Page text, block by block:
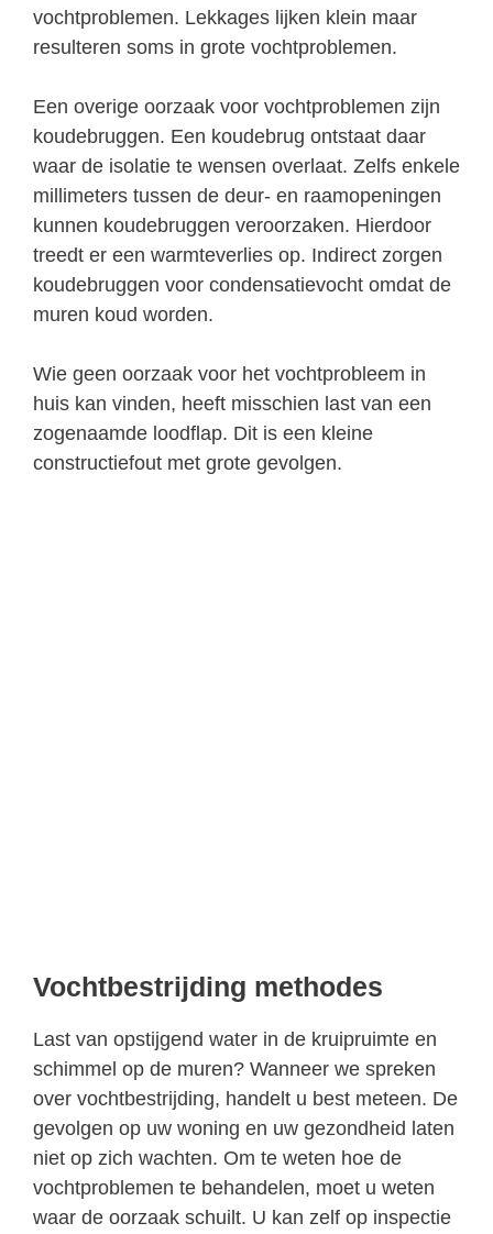
vochtproblemen. Lekkages lijken klein maar
resulteren soms in grote vochtproblemen.
Een overige oorzaak voor vochtproblemen zijn
koudebruggen. Een koudebrug ontstaat daar
waar de isolatie te wensen overlaat. Zelfs enkele
millimeters tussen de deur- en raamopeningen
kunnen koudebruggen veroorzaken. Hierdoor
treedt er een warmteverlies op. Indirect zorgen
koudebruggen voor condensatievocht omdat de
muren koud worden.
Wie geen oorzaak voor het vochtprobleem in
huis kan vinden, heeft misschien last van een
zogenaamde loodflap. Dit is een kleine
constructiefout met grote gevolgen.
Vochtbestrijding methodes
Last van opstijgend water in de kruipruimte en
schimmel op de muren? Wanneer we spreken
over vochtbestrijding, handelt u best meteen. De
gevolgen op uw woning en uw gezondheid laten
niet op zich wachten. Om te weten hoe de
vochtproblemen te behandelen, moet u weten
waar de oorzaak schuilt. U kan zelf op inspectie